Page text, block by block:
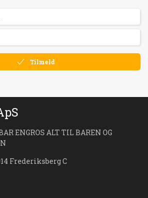
Tilmeld
ENGROS ALT TIL BAREN OG
Frederiksberg C